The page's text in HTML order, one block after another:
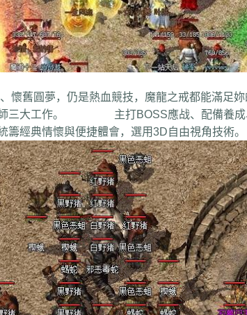
夢，仍是熱血競技，魔龍之戒都能滿足妳
師三大工作。 主打BOSS應战、配備養成、
籌經典情懷與便捷體會，選用3D自由視角技